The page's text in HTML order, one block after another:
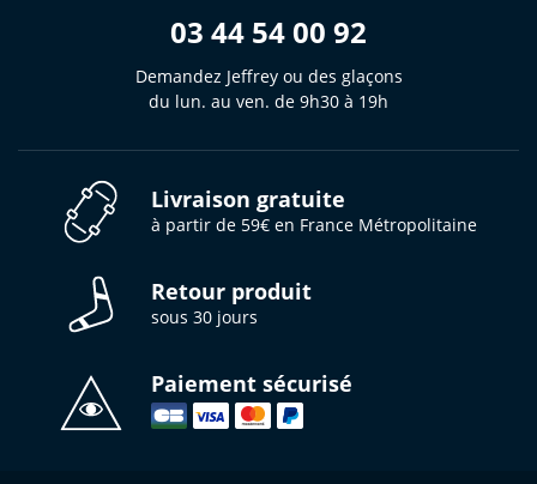
03 44 54 00 92
Demandez Jeffrey ou des glaçons
du lun. au ven. de 9h30 à 19h
Livraison gratuite
à partir de 59€ en France Métropolitaine
Retour produit
sous 30 jours
Paiement sécurisé